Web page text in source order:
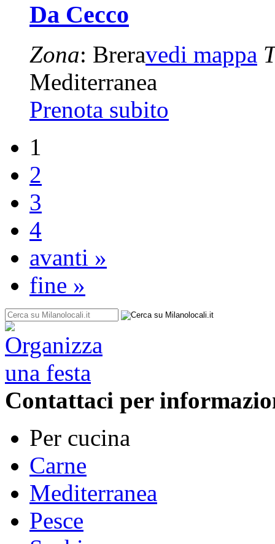
Da Cecco
Zona: Breravedi mappa
Mediterranea
Prenota subito
1
2
3
4
avanti »
fine »
Contattaci per
Per cucina
Carne
Mediterranea
Pesce